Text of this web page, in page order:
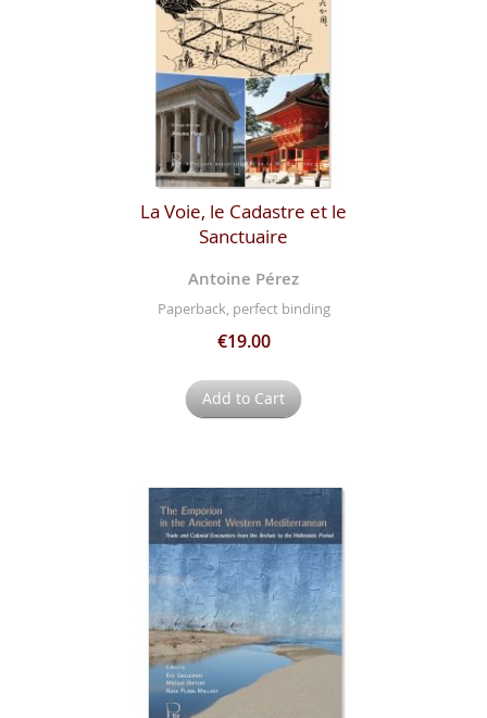
La Voie, le Cadastre et le
Sanctuaire
Antoine Pérez
Paperback, perfect binding
€19.00
Add to Cart